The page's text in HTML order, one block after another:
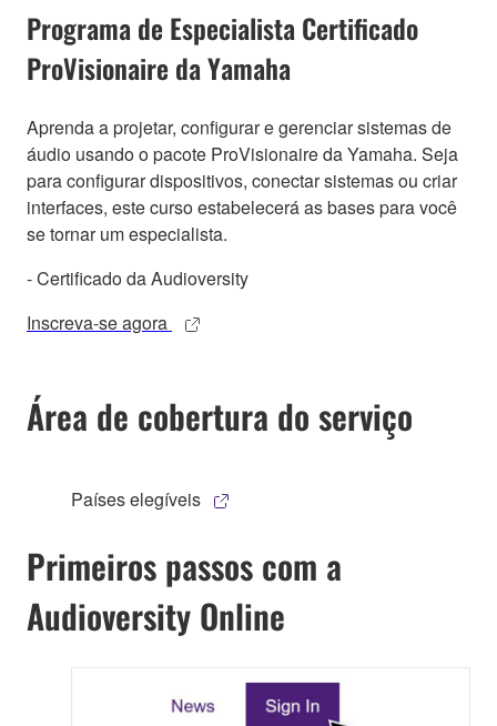
Programa de Especialista Certificado
ProVisionaire da Yamaha
Aprenda a projetar, configurar e gerenciar sistemas de
áudio usando o pacote ProVisionaire da Yamaha. Seja
para configurar dispositivos, conectar sistemas ou criar
interfaces, este curso estabelecerá as bases para você
se tornar um especialista.
- Certificado da Audioversity
Inscreva-se agora
Área de cobertura do serviço
Países elegíveis
Primeiros passos com a
Audioversity Online